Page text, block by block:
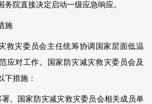
务院直接决定启动一级应急响应。
施
救灾委员会主任统筹协调国家层面低温
应对工作。国家防灾减灾救灾委员会及
下措施：
署。国家防灾减灾救灾委员会相关成员单